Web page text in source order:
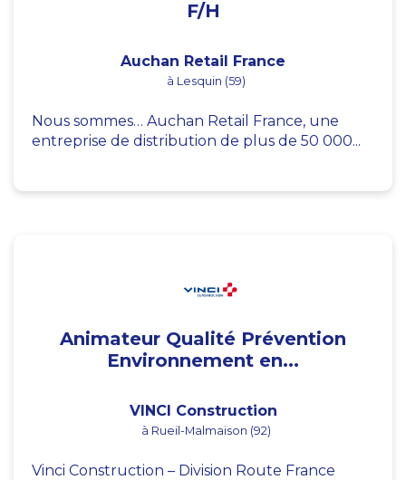
F/H
Auchan Retail France
à Lesquin (59)
Nous sommes… Auchan Retail France, une
entreprise de distribution de plus de 50 000...
Animateur Qualité Prévention
Environnement en...
VINCI Construction
à Rueil-Malmaison (92)
Vinci Construction – Division Route France